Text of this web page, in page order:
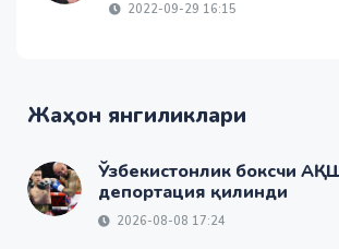
2022-09-29 16:15
Жаҳон янгиликлари
Ўзбекистонлик боксчи
депортация қилинди
2026-08-08 17:24